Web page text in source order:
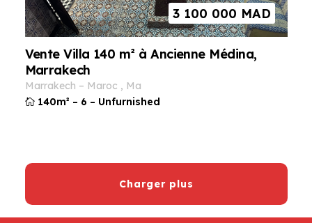
3 100 000 MAD
Vente Villa 140 m² à Ancienne Médina,
Marrakech
marrakech – maroc ,
ma
140m² – 6 – Unfurnished
Charger plus